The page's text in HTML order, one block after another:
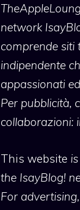
network
comprende siti
indipendente
appassionati
Per pubblicità,
collaborazioni:
This website
the IsayBlog!
For